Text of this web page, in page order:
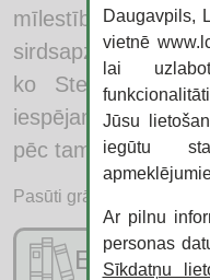
mīlestību un
sirdsapziņa
ko Stella
iespējams piedot
pēc tam salauza?.
Pasūti grāmatu:
E-katalogs
Daugavpils,
vietnē
lai
Jūsu
iegūtu
Ar pilnu
personas
Sīkdatņu